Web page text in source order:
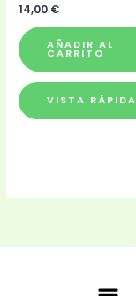
14,00 €
AÑADIR AL
CARRITO
VISTA RÁPIDA
Menú